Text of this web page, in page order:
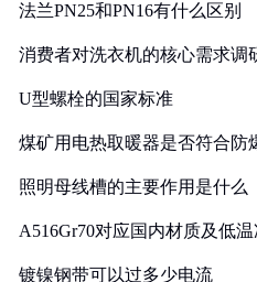
法兰PN25和PN16有什么区别
消费者对洗衣机的核心需求调
U型螺栓的国家标准
煤矿用电热取暖器是否符合防
照明母线槽的主要作用是什么
A516Gr70对应国内材质及低
镀镍钢带可以过多少电流